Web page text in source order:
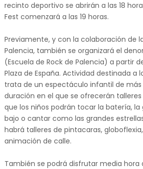
recinto deportivo se abrirán a las 18
Fest comenzará a las 19 horas.
Previamente, y con la colaboración de
Palencia, también se organizará el
(Escuela de Rock de Palencia) a partir
Plaza de España. Actividad destinada a
trata de un espectáculo infantil de más
duración en el que se ofrecerán
que los niños podrán tocar la batería,
bajo o cantar como las grandes
habrá talleres de pintacaras,
animación de calle.
También se podrá disfrutar media hora